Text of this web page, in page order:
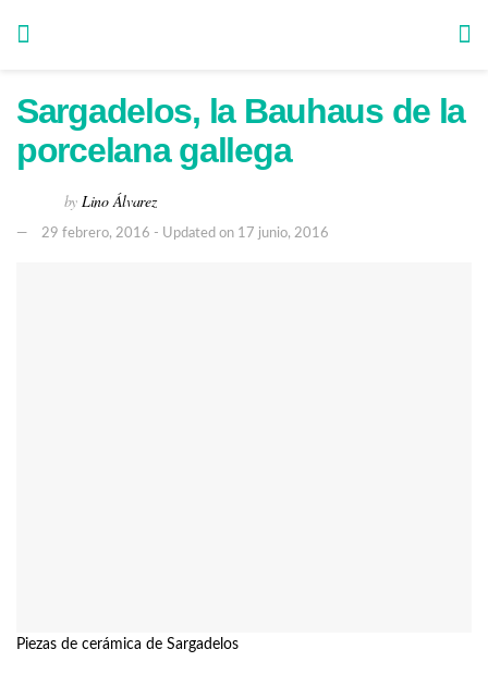
Sargadelos, la Bauhaus de la
porcelana gallega
by Lino Álvarez
29 febrero, 2016 - Updated on 17 junio, 2016
Piezas de cerámica de Sargadelos